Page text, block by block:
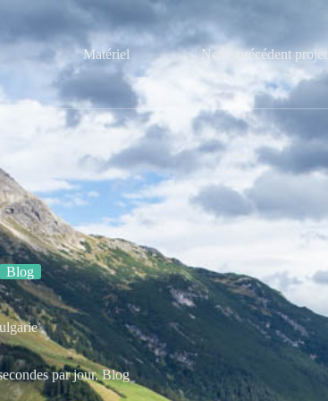
Matériel Notre précédent projet
Blog
par jour,Blog